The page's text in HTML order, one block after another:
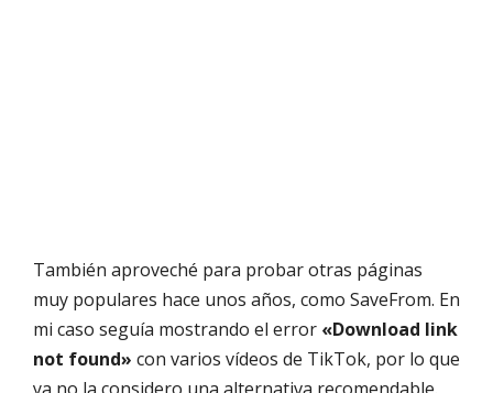
También aproveché para probar otras páginas
muy populares hace unos años, como SaveFrom. En
mi caso seguía mostrando el error «Download link
not found» con varios vídeos de TikTok, por lo que